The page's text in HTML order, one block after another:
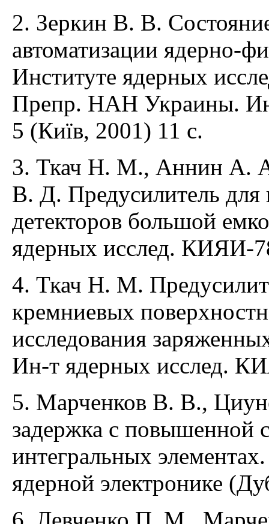
2. Зеркин В. В.
автоматизации ядерно-
Институте ядерных
Препр. НАН Украины.
5 (Київ, 2001) 11 с.
3. Ткач Н. М., Аннин А.
В. Д. Предусилитель
детекторов большой
ядерных исслед. КИЯИ-
4. Ткач Н. М.
кремниевых
исследования
Ин-т ядерных исслед.
5. Марченков В. В.,
задержка с повышенной
интегральных
ядерной электронике